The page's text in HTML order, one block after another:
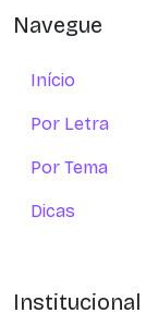
Navegue
Início
Por Letra
Por Tema
Dicas
Institucional